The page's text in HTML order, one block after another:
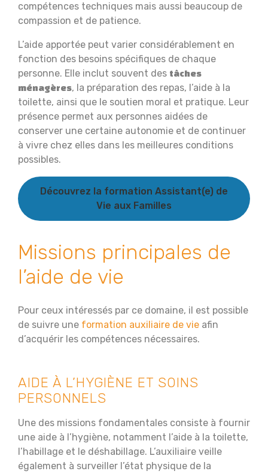
compétences techniques mais aussi beaucoup de
compassion et de patience.
L’aide apportée peut varier considérablement en
fonction des besoins spécifiques de chaque
personne. Elle inclut souvent des tâches
ménagères, la préparation des repas, l’aide à la
toilette, ainsi que le soutien moral et pratique. Leur
présence permet aux personnes aidées de
conserver une certaine autonomie et de continuer
à vivre chez elles dans les meilleures conditions
possibles.
Découvrez la formation Assistant(e) de
Vie aux Familles
Missions principales de
l’aide de vie
Pour ceux intéressés par ce domaine, il est possible
de suivre une formation auxiliaire de vie afin
d’acquérir les compétences nécessaires.
AIDE À L’HYGIÈNE ET SOINS
PERSONNELS
Une des missions fondamentales consiste à fournir
une aide à l’hygiène, notamment l’aide à la toilette,
l’habillage et le déshabillage. L’auxiliaire veille
également à surveiller l’état physique de la